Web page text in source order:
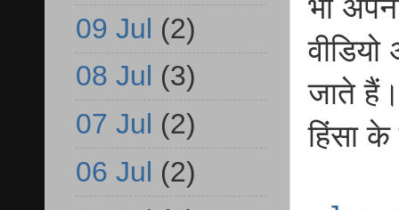
भी
जाते
हिंसा
09 Jul (2)
08 Jul (3)
07 Jul (2)
06 Jul (2)